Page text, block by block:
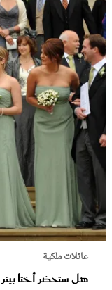
عائلات ملكية
هل ستحضر أختا